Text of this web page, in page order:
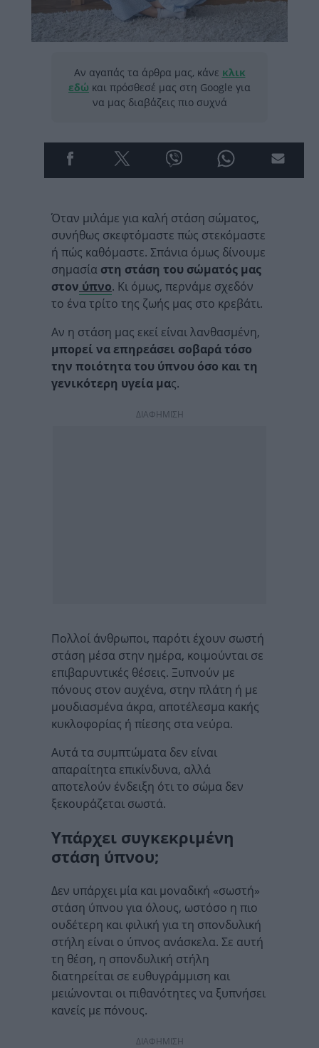
Αν αγαπάς τα άρθρα μας, κάνε κλικ
εδώ και πρόσθεσέ μας στη Google για
να μας διαβάζεις πιο συχνά
Όταν μιλάμε για καλή στάση σώματος,
συνήθως σκεφτόμαστε πώς στεκόμαστε
ή πώς καθόμαστε. Σπάνια όμως δίνουμε
σημασία στη στάση του σώματός μας
στον ύπνο. Κι όμως, περνάμε σχεδόν
το ένα τρίτο της ζωής μας στο κρεβάτι.
Αν η στάση μας εκεί είναι λανθασμένη,
μπορεί να επηρεάσει σοβαρά τόσο
την ποιότητα του ύπνου όσο και τη
γενικότερη υγεία μας.
ΔΙΑΦΗΜΙΣΗ
Πολλοί άνθρωποι, παρότι έχουν σωστή
στάση μέσα στην ημέρα, κοιμούνται σε
επιβαρυντικές θέσεις. Ξυπνούν με
πόνους στον αυχένα, στην πλάτη ή με
μουδιασμένα άκρα, αποτέλεσμα κακής
κυκλοφορίας ή πίεσης στα νεύρα.
Αυτά τα συμπτώματα δεν είναι
απαραίτητα επικίνδυνα, αλλά
αποτελούν ένδειξη ότι το σώμα δεν
ξεκουράζεται σωστά.
Υπάρχει συγκεκριμένη
στάση ύπνου;
Δεν υπάρχει μία και μοναδική «σωστή»
στάση ύπνου για όλους, ωστόσο η πιο
ουδέτερη και φιλική για τη σπονδυλική
στήλη είναι ο ύπνος ανάσκελα. Σε αυτή
τη θέση, η σπονδυλική στήλη
διατηρείται σε ευθυγράμμιση και
μειώνονται οι πιθανότητες να ξυπνήσει
κανείς με πόνους.
ΔΙΑΦΗΜΙΣΗ